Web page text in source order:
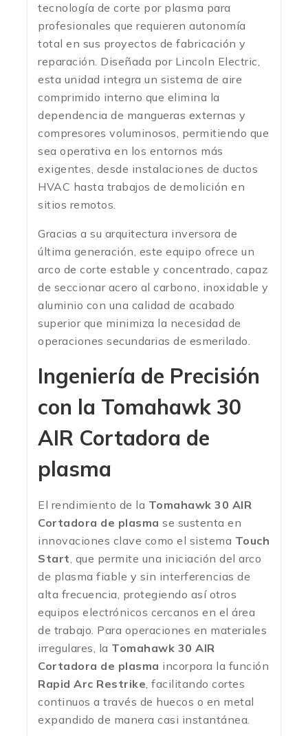
tecnología de corte por plasma para
profesionales que requieren autonomía
total en sus proyectos de fabricación y
reparación. Diseñada por Lincoln Electric,
esta unidad integra un sistema de aire
comprimido interno que elimina la
dependencia de mangueras externas y
compresores voluminosos, permitiendo que
sea operativa en los entornos más
exigentes, desde instalaciones de ductos
HVAC hasta trabajos de demolición en
sitios remotos.
Gracias a su arquitectura inversora de
última generación, este equipo ofrece un
arco de corte estable y concentrado, capaz
de seccionar acero al carbono, inoxidable y
aluminio con una calidad de acabado
superior que minimiza la necesidad de
operaciones secundarias de esmerilado.
Ingeniería de Precisión
con la Tomahawk 30
AIR Cortadora de
plasma
El rendimiento de la Tomahawk 30 AIR
Cortadora de plasma se sustenta en
innovaciones clave como el sistema Touch
Start, que permite una iniciación del arco
de plasma fiable y sin interferencias de
alta frecuencia, protegiendo así otros
equipos electrónicos cercanos en el área
de trabajo. Para operaciones en materiales
irregulares, la Tomahawk 30 AIR
Cortadora de plasma incorpora la función
Rapid Arc Restrike, facilitando cortes
continuos a través de huecos o en metal
expandido de manera casi instantánea.